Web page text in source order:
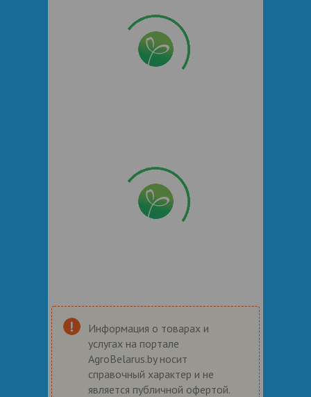
Информация о товарах и
услугах на портале
AgroBelarus.by носит
справочный характер и не
является публичной офертой.